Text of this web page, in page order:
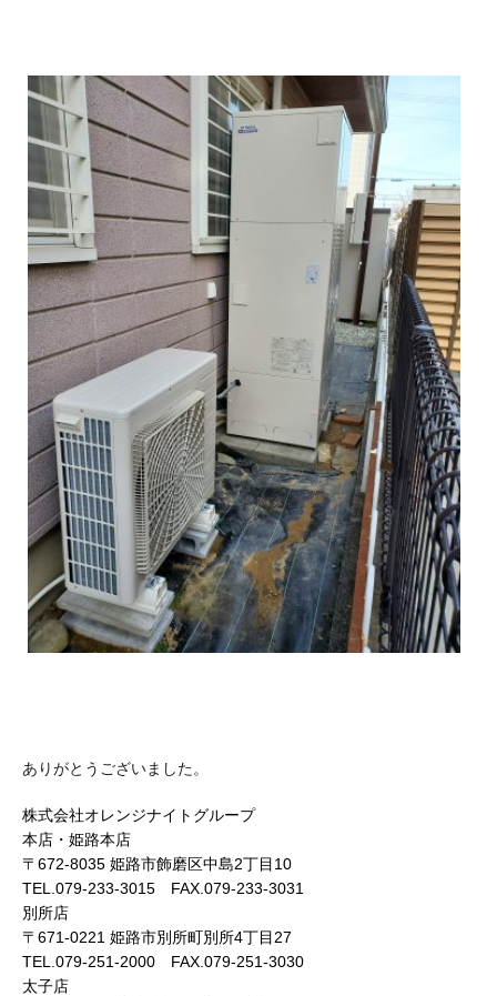
ありがとうございました。
株式会社オレンジナイトグループ
本店・姫路本店
〒672-8035 姫路市飾磨区中島2丁目10
TEL.079-233-3015 FAX.079-233-3031
別所店
〒671-0221 姫路市別所町別所4丁目27
TEL.079-251-2000 FAX.079-251-3030
太子店